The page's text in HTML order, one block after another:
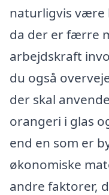
naturligvis være
da der er færre
arbejdskraft
du også
der skal
orangeri i glas
end en som er
økonomiske
andre faktorer,